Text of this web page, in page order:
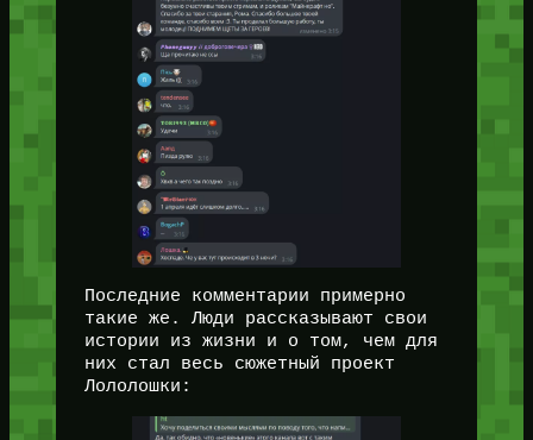
Последние комментарии примерно
такие же. Люди рассказывают свои
истории из жизни и о том, чем для
них стал весь сюжетный проект
Лололошки: